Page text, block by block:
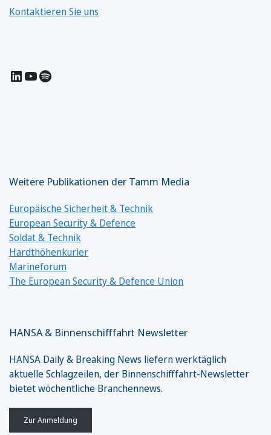
Kontaktieren Sie uns
LinkedIn
YouTube
Spotify
Weitere Publikationen der Tamm Media
Europäische Sicherheit & Technik
European Security & Defence
Soldat & Technik
Hardthöhenkurier
Marineforum
The European Security & Defence Union
HANSA & Binnenschifffahrt Newsletter
HANSA Daily & Breaking News liefern werktäglich
aktuelle Schlagzeilen, der Binnenschifffahrt-Newsletter
bietet wöchentliche Branchennews.
Zur Anmeldung